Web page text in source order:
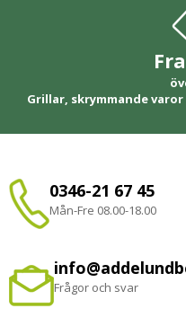
Grillar, skrymmande
0346-21 67 45
Mån-Fre 08.00-18.00
Frågor och svar